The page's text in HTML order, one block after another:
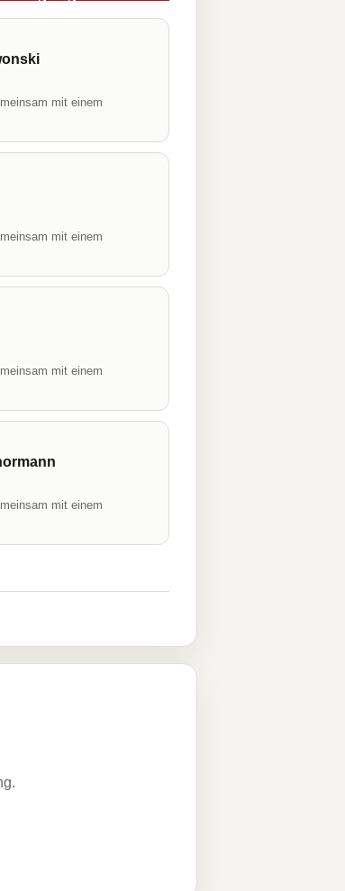
mit einem
mit einem
mit einem
mit einem